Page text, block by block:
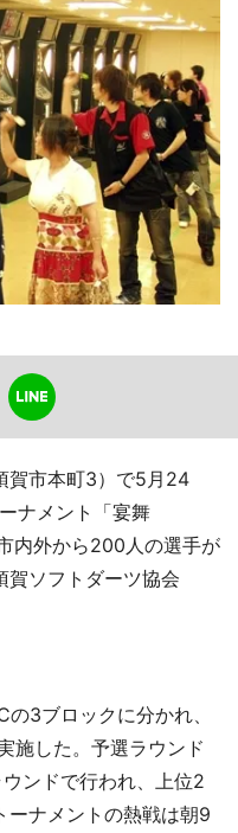
賀市本町3）で5月24
ナメント「宴舞
内外から200人の選手が
賀ソフトダーツ協会
3ブロックに分かれ、
施した。予選ラウンド
ンドで行われ、上位2
ーナメントの熱戦は朝9